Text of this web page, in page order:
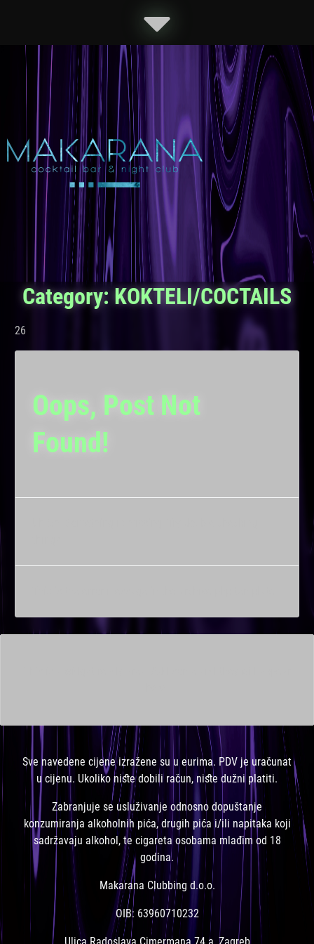
Category: KOKTELI/COCTAILS
26
Oops, Post Not
Found!
Sve navedene cijene izražene su u eurima. PDV je uračunat
u cijenu. Ukoliko niste dobili račun, niste dužni platiti.
Zabranjuje se usluživanje odnosno dopuštanje
konzumiranja alkoholnih pića, drugih pića i/ili napitaka koji
sadržavaju alkohol, te cigareta osobama mlađim od 18
godina.
Makarana Clubbing d.o.o.
OIB: 63960710232
Ulica Radoslava Cimermana 74 a, Zagreb